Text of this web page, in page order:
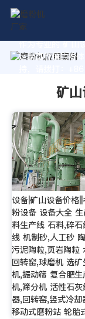
作为专业的 矿山
定制高价值的粉
矿
设备|矿山设备价格
粉设备 设备大全
料生产线 石料,碎
线 机制砂,人工砂
污泥陶粒,页岩陶粒
回转窑,球磨机 选
机,振动筛 复合肥
机,筛分机 活性石
器,回转窑,竖式冷
移动式磨粉站 轮胎